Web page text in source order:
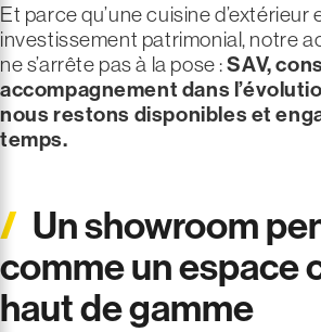
Et parce qu’une cuisine d’extérieur
investissement patrimonial, notre
ne s’arrête pas à la pose :SAV,
accompagnement dans
nous restons disponibles et
temps.
Un showroom
comme un espace
haut de gamme